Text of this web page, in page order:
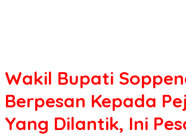
Wakil Bupati
Berpesan Kepada
Yang Dilantik, Ini